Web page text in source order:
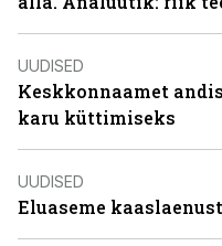
UUDISED
Keskkonnaamet
karu küttimiseks
UUDISED
Eluaseme